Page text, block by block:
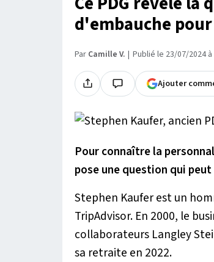
d'embauche
Par Camille V. Publié le 23/07/2024 à
Ajouter
Pour connaître la
pose une question qui
Stephen Kaufer est un
TripAdvisor. En 2000, le
collaborateurs Langley
sa retraite en 2022.